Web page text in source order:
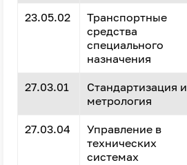
23.05.02
Транспортные
средства
специального
назначения
27.03.01
Стандартизация и
метрология
27.03.04
Управление в
технических
системах